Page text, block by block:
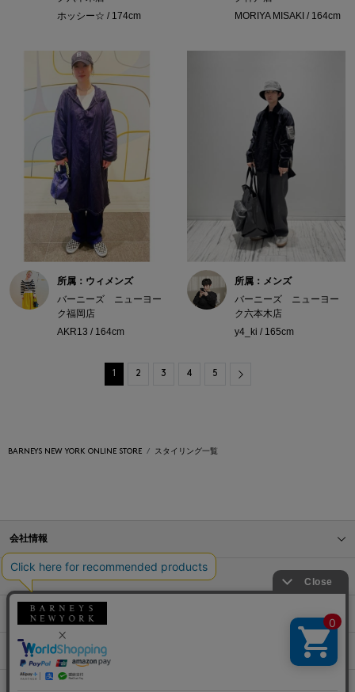
ホッシー☆ / 174cm
MORIYA MISAKI / 164cm
所属：ウィメンズ
バーニーズ ニューヨー
ク福岡店
AKR13 / 164cm
所属：メンズ
バーニーズ ニューヨー
ク六本木店
y4_ki / 165cm
1 2 3 4 5 Next
BARNEYS NEW YORK ONLINE STORE スタイリング一覧
会社情報
オンラインストアショッピングガイド
店舗情報
サービス